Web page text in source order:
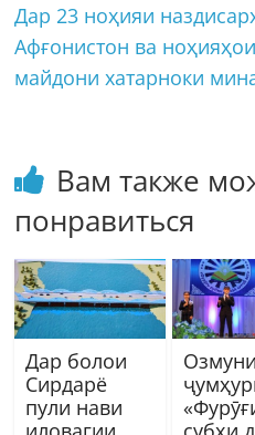
Дар 23 ноҳияи
Афғонистон ва
майдони хатарноки
Вам также
понравиться
Дар болои
Сирдарё
пули нави
Озмуни